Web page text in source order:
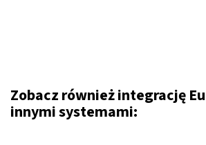
Zobacz również integrację
innymi systemami: